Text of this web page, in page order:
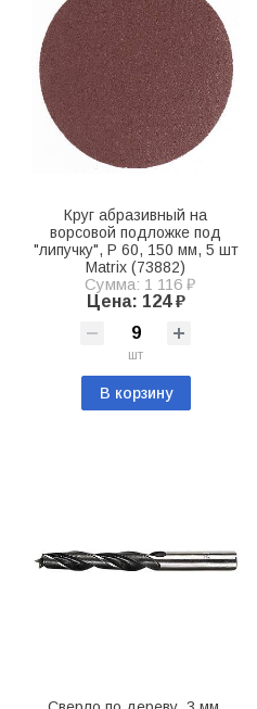
Круг абразивный на
ворсовой подложке под
"липучку", P 60, 150 мм, 5 шт
Matrix (73882)
Сумма: 1 116 ₽
Цена: 124 ₽
шт
В корзину